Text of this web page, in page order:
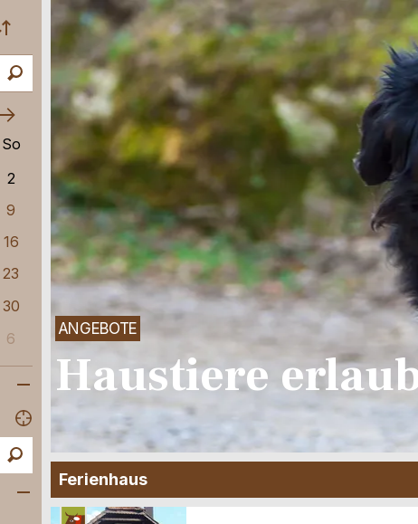
So
2
9
16
23
30
6
ANGEBOTE
Haustiere
Ferienhaus